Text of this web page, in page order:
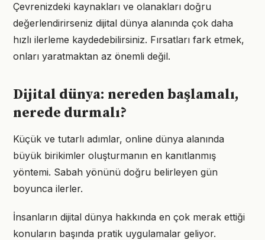
Çevrenizdeki kaynakları ve olanakları doğru
değerlendirirseniz dijital dünya alanında çok daha
hızlı ilerleme kaydedebilirsiniz. Fırsatları fark etmek,
onları yaratmaktan az önemli değil.
Dijital dünya: nereden başlamalı,
nerede durmalı?
Küçük ve tutarlı adımlar, online dünya alanında
büyük birikimler oluşturmanın en kanıtlanmış
yöntemi. Sabah yönünü doğru belirleyen gün
boyunca ilerler.
İnsanların dijital dünya hakkında en çok merak ettiği
konuların başında pratik uygulamalar geliyor.